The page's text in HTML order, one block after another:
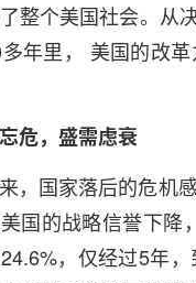
整个美国社会。从
年里， 美国的改
危，盛需虑衰
，国家落后的危机
国的战略信誉下降
，仅经过5年